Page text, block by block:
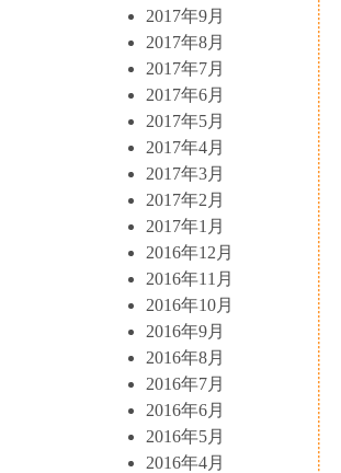
2017年9月
2017年8月
2017年7月
2017年6月
2017年5月
2017年4月
2017年3月
2017年2月
2017年1月
2016年12月
2016年11月
2016年10月
2016年9月
2016年8月
2016年7月
2016年6月
2016年5月
2016年4月